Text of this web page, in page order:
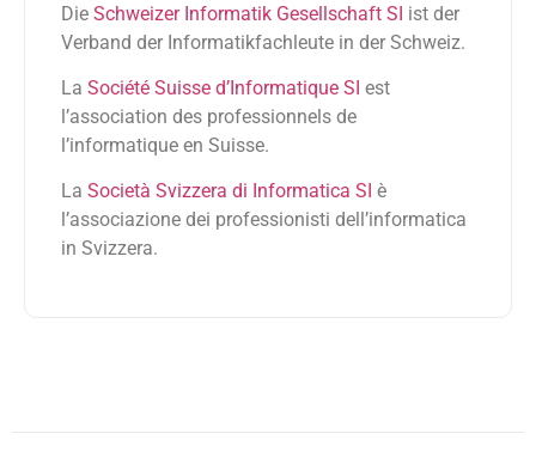
Die Schweizer Informatik Gesellschaft SI ist der
Verband der Informatikfachleute in der Schweiz.
La Société Suisse d’Informatique SI est
l’association des professionnels de
l’informatique en Suisse.
La Società Svizzera di Informatica SI è
l’associazione dei professionisti dell’informatica
in Svizzera.